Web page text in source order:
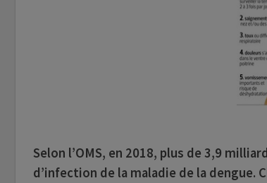
Selon l’OMS, en 2018, plus de 3,9
d’infection de la maladie de la dengue.